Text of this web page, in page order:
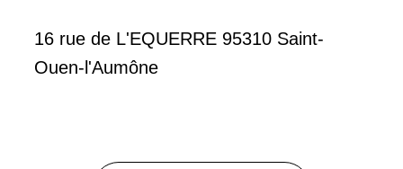
16 rue de L'EQUERRE 95310 Saint-
Ouen-l'Aumône